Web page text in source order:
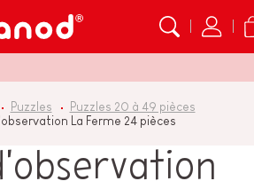
Puzzles
Puzzles 20 à 49 pièces
La Ferme 24 pièces